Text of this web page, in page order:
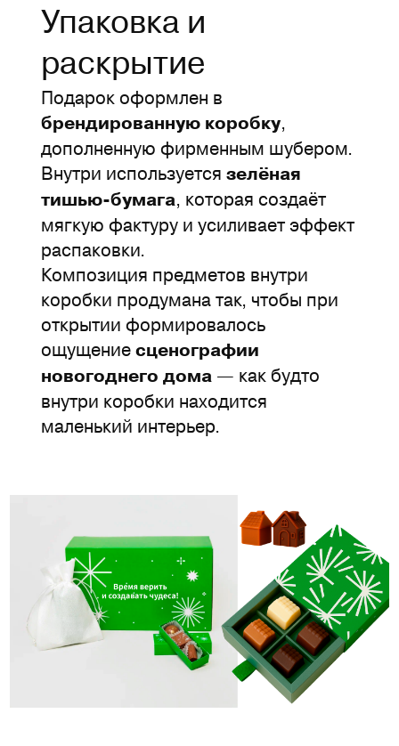
Упаковка и
раскрытие
Подарок оформлен в
брендированную коробку,
дополненную фирменным шубером.
Внутри используетсязелёная
тишью-бумага, которая создаёт
мягкую фактуру и усиливает эффект
распаковки.
Композиция предметов внутри
коробки продумана так, чтобы при
открытии формировалось
ощущениесценографии
новогоднего дома — как будто
внутри коробки находится
маленький интерьер.